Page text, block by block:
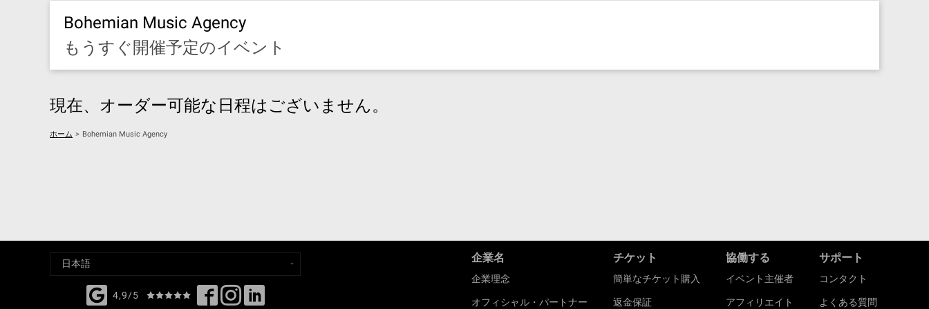
Bohemian Music Agency
もうすぐ開催予定のイベント
現在、オーダー可能な日程はございません。
ホーム > Bohemian Music Agency
4,9/5
企業名
企業理念
オフィシャル・パートナー
チケット
簡単なチケット購入
返金保証
協働する
イベント主催者
アフィリエイト
サポート
コンタクト
よくある質問